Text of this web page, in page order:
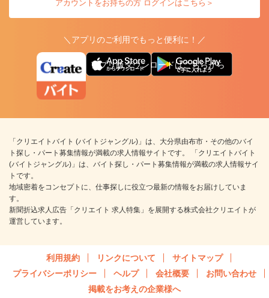
アカウントをお持ちの方 ログインはこちら＞
＼アプリのご利用でもっと便利に！／
アプリ版ダウンロードはこちらから
「クリエイトバイト (バイトジャングル)」は、大分県由布市・その他のバイ
ト探し・パート募集情報が満載の求人情報サイトです。 「クリエイトバイト
(バイトジャングル)」は、バイト探し・パート募集情報が満載の求人情報サイ
トです。
地域密着をコンセプトに、仕事探しに役立つ最新の情報をお届けしていま
す。
新聞折込求人広告「クリエイト 求人特集」を展開する株式会社クリエイトが
運営しています。
利用規約 リンクについて
サイトマップ
プライバシーポリシー
ヘルプ 会社概要
お問い合わせ
掲載をお考えの企業様へ